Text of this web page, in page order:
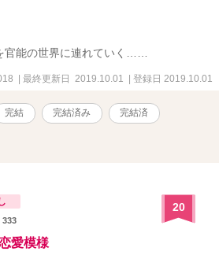
完璧な家政夫には、結衣の知らない“裏
ただの家政夫とは思えないほどの狂気的
会社に新しく就任した若き敏腕社長と
パダリによる、逃げ場のない極上溺愛調
官能の世界に連れていく……
| 最終更新日 2019.10.01 | 登録日 2019.10.01
完結 完結済み 完結済
333
20
愛模様